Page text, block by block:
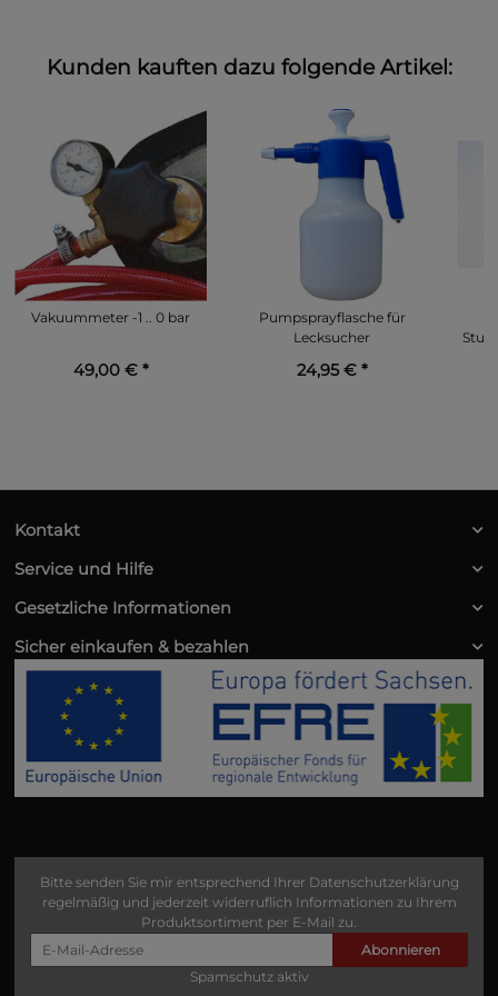
Kunden kauften dazu folgende Artikel:
Vakuummeter -1 .. 0 bar
49,00 € *
Pumpsprayflasche für
Lecksucher
24,95 € *
Kontakt
Service und Hilfe
Gesetzliche Informationen
Sicher einkaufen & bezahlen
Bitte senden Sie mir entsprechend Ihrer Datenschutzerklärung
regelmäßig und jederzeit widerruflich Informationen zu Ihrem
Produktsortiment per E-Mail zu.
Abonnieren
Spamschutz aktiv